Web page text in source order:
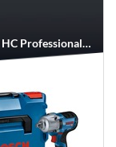
Bosch Akku-Schlagschrauber GDS 18V-450 HC Professional solo, 18Volt